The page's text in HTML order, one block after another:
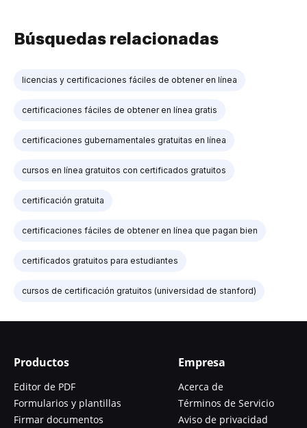
Búsquedas relacionadas
licencias y certificaciones fáciles de obtener en línea
certificaciones fáciles de obtener en línea gratis
certificaciones gubernamentales gratuitas en línea
cursos en línea gratuitos con certificados gratuitos
certificación gratuita
certificaciones fáciles de obtener en línea que pagan bien
certificados gratuitos para estudiantes
cursos de certificación gratuitos (universidad de stanford)
Productos
Editor de PDF
Formularios y plantillas
Firmar documentos
Empresa
Acerca de
Términos de Servicio
Aviso de privacidad